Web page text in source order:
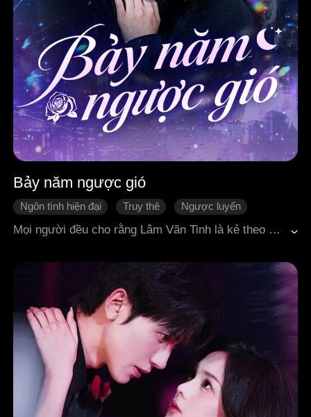
Bảy năm ngược gió
Ngôn tình hiện đại Truy thê
Ngược luyến
Quá trình thay đổi của nhân vật
Tổng tài
Mọi người đều cho rằng Lâm Vãn Tinh là kẻ theo đuôi của Cố Nam Nghiêu, vì anh mà chắn rượu, chắn dao, cam tâm làm cô thư ký thấp kém nhất bên cạnh anh. Nhưng thực ra, việc Lâm Vãn Tinh tiếp cận Cố Nam Nghiêu chỉ vì cô xem anh như thế thân của Cố Nam Thần, người yêu đã khuất. Đồng thời, đó cũng là cách cô hoàn thành di nguyện trước khi qua đời của Nam Thần: chăm sóc Cố Nam Nghiêu suốt bảy năm. Trong bảy năm ấy, Cố Nam Nghiêu dung túng cho Tô Nhược Vy tùy ý sỉ nhục và làm tổn thương cô. Từ những cuộc đua sinh tử đến nhảy dù trên không trung, Lâm Vãn Tinh hết lần này đến lần khác cược cả mạng sống vì anh. Nhưng khi Cố Nam Nghiêu cuối cùng cũng chậm chạp nhận ra tình cảm của mình, Lâm Vãn Tinh đã tích góp đủ thất vọng, quyết tâm rời đi.